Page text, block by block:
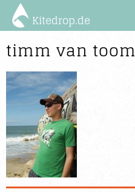
Kitedrop.de
timm van toom